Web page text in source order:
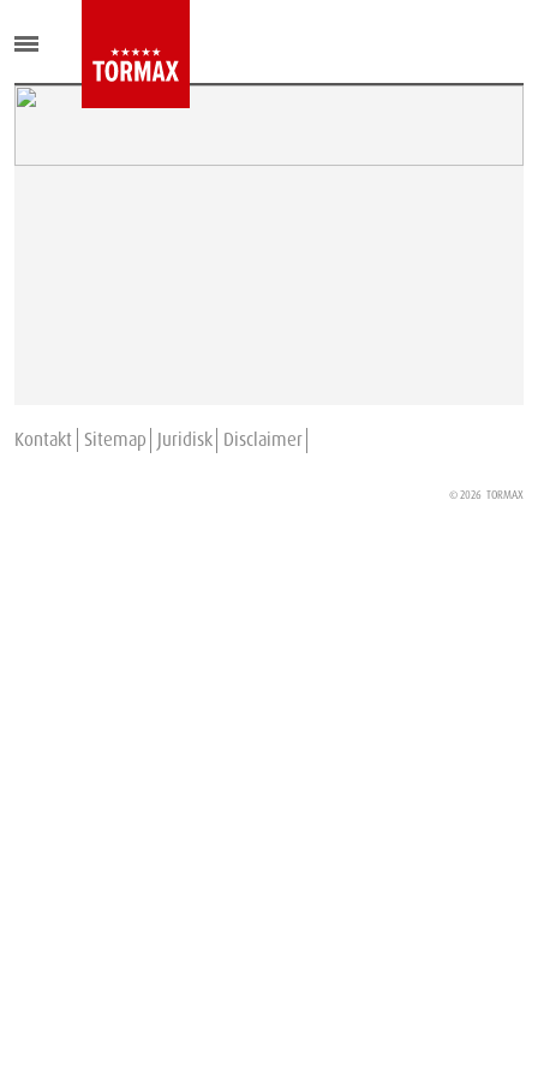
Kontakt Sitemap Juridisk Disclaimer
© 2026 TORMAX